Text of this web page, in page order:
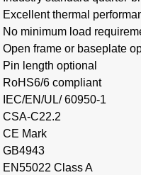
Excellent thermal
No minimum load
Open frame or baseplate
Pin length optional
RoHS6/6 compliant
IEC/EN/UL/ 60950-1
CSA-C22.2
CE Mark
GB4943
EN55022 Class A